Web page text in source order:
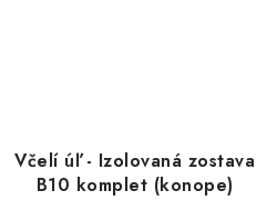
Včelí úľ - Izolovaná zostava
B10 komplet (konope)